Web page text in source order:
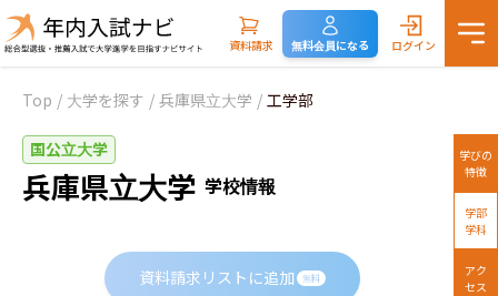
資料請求 無料会員になる ログイン
Top / 大学を探す / 兵庫県立大学 / 工学部
国公立大学
兵庫県立大学 学校情報
資料請求リストに追加 無料
学びの
特徴
学部
学科
アク
セス